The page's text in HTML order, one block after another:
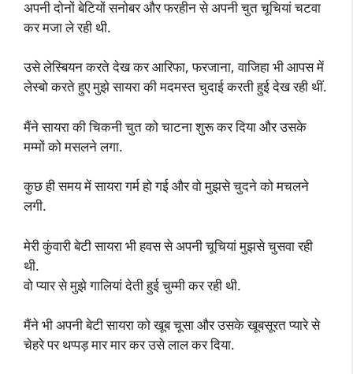
अपनी दोनों बेटियों सनोबर और फरहीन से अपनी चुत चूचियां चटवा
कर मजा ले रही थी.
उसे लेस्बियन करते देख कर आरिफा, फरजाना, वाजिहा भी आपस में
लेस्बो करते हुए मुझे सायरा की मदमस्त चुदाई करती हुई देख रही थीं.
मैंने सायरा की चिकनी चुत को चाटना शुरू कर दिया और उसके
मम्मों को मसलने लगा.
कुछ ही समय में सायरा गर्म हो गई और वो मुझसे चुदने को मचलने
लगी.
मेरी कुंवारी बेटी सायरा भी हवस से अपनी चूचियां मुझसे चुसवा रही
थी.
वो प्यार से मुझे गालियां देती हुई चुम्मी कर रही थी.
मैंने भी अपनी बेटी सायरा को खूब चूसा और उसके खूबसूरत प्यारे से
चेहरे पर थप्पड़ मार मार कर उसे लाल कर दिया.